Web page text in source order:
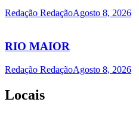
Redação RedaçãoAgosto 8, 2026
RIO MAIOR
Redação RedaçãoAgosto 8, 2026
Locais